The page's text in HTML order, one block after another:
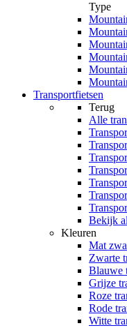
Type
Transportfietsen
Terug
Alle
Bekijk
Kleuren
Mat
Zwarte
Blauwe
Grijze
Roze
Rode
Witte